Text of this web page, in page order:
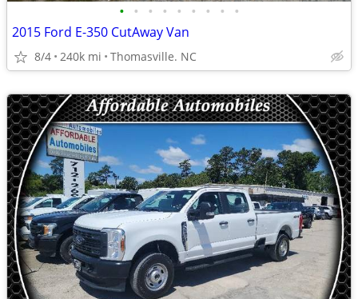
• • • • • • • • •
2015 Ford E-350 CutAway Van
8/4 240k mi Thomasville. NC